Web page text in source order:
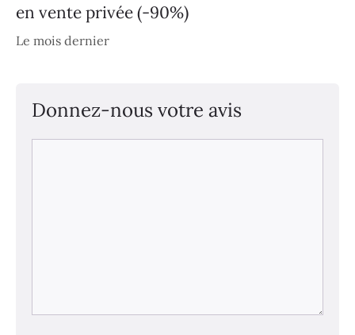
en vente privée (-90%)
Le mois dernier
Donnez-nous votre avis